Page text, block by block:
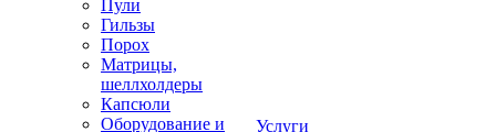
Пули
Гильзы
Порох
Матрицы,
шеллхолдеры
Капсюли
Оборудование и
Услуги